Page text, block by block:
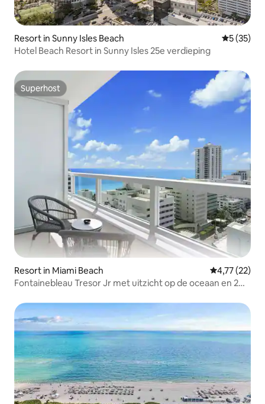
Resort in Sunny Isles Beach
5 (35)
Hotel Beach Resort in Sunny Isles 25e verdieping
Superhost
Superhost
Resort in Miami Beach Gemiddelde
4,77 (22)
Fontainebleau Tresor Jr met uitzicht op de oceaan en 2